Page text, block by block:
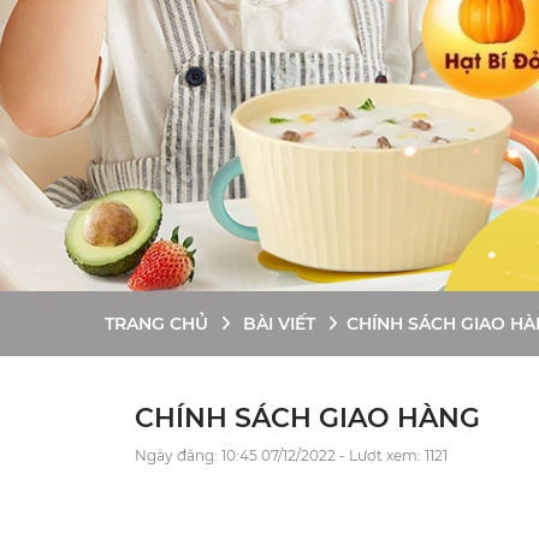
TRANG CHỦ BÀI VIẾT CHÍNH SÁCH GIAO
CHÍNH SÁCH GIAO HÀNG
Ngày đăng: 10:45 07/12/2022 - Lượt xem: 1121